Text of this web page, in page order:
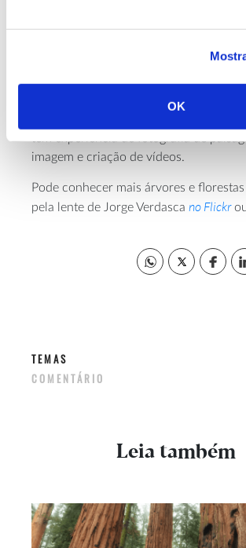
OK
desde 2018, dedicou-
anteriormente ao design gráfico e aos
Grupo Impresa. Apaixonado pela
imagem e criação de vídeos.
Pode conhecer mais árvores e
pela lente de Jorge Verdasca no Flickr
TEMAS
COMENTÁRIO
Leia também